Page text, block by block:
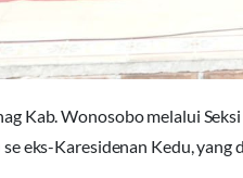
Kab. Wonosobo melalui
eks-Karesidenan Kedu, yang